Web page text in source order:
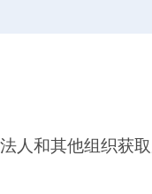
人和其他组织获